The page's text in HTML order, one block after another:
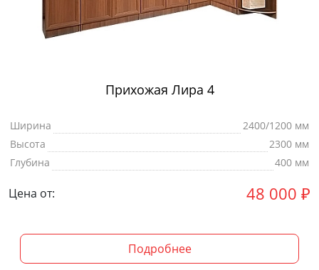
Прихожая Лира 4
Ширина
2400/1200 мм
Высота
2300 мм
Глубина
400 мм
Цена от: 48 000 ₽
Подробнее